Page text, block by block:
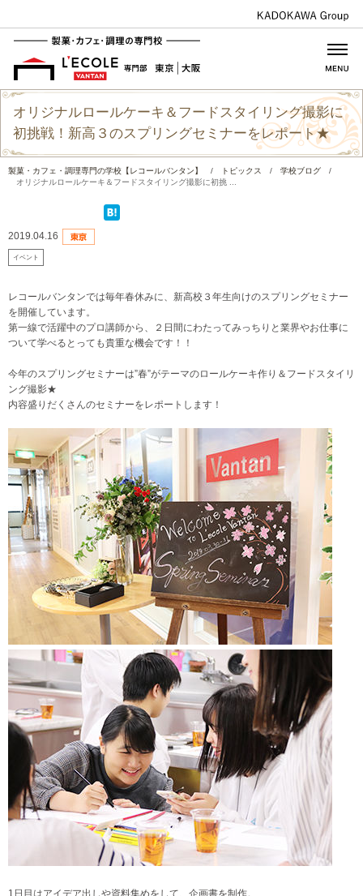
オリジナルロールケーキ＆フードスタイリング撮影に
初挑戦！新高３のスプリングセミナーをレポート★
製菓・カフェ・調理専門の学校【レコールバンタン】 / トピックス / 学校ブログ
/
オリジナルロールケーキ＆フードスタイリング撮影に初挑 ...
2019.04.16
イベント
レコールバンタンでは毎年春休みに、新高校３年生向けのスプリングセミナー
を開催しています。
第一線で活躍中のプロ講師から、２日間にわたってみっちりと業界やお仕事に
ついて学べるとっても貴重な機会です！！
今年のスプリングセミナーは”春”がテーマのロールケーキ作り＆フードスタイリ
ング撮影★
内容盛りだくさんのセミナーをレポートします！
1日目はアイデア出しや資料集めをして、企画書を制作。